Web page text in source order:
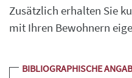
Zusätzlich erhalten Sie
mit Ihren Bewohnern
BIBLIOGRAPHISCHE